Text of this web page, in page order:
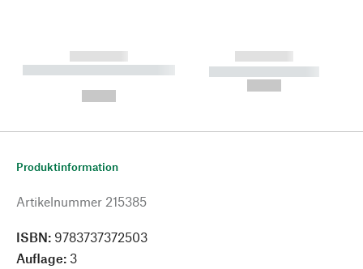
------------
----------- ----------- --------
------------
----------- -----------
Produktinformation
Artikelnummer 215385
ISBN: 9783737372503
Auflage: 3